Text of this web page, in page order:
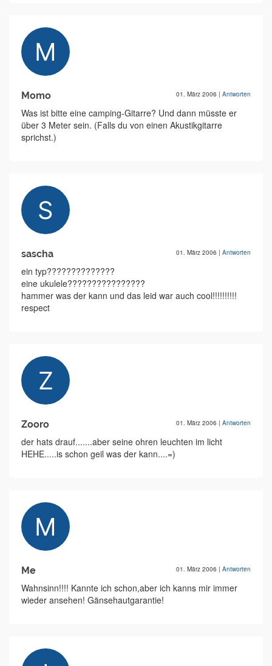
Momo 01. März 2006 | Antworten
Was ist bitte eine camping-Gitarre? Und dann müsste er
über 3 Meter sein. (Falls du von einen Akustikgitarre
sprichst.)
sascha 01. März 2006 | Antworten
ein typ??????????????
eine ukulele????????????????
hammer was der kann und das leid war auch cool!!!!!!!!!!
respect
Zooro 01. März 2006 | Antworten
der hats drauf.......aber seine ohren leuchten im licht
HEHE.....is schon geil was der kann....=)
Me 01. März 2006 | Antworten
Wahnsinn!!!! Kannte ich schon,aber ich kanns mir immer
wieder ansehen! Gänsehautgarantie!